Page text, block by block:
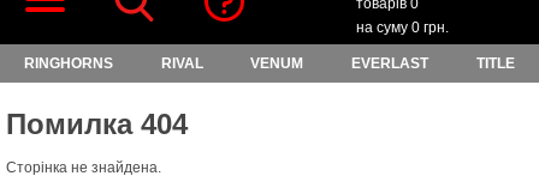
товарів 0
на суму 0 грн.
RINGHORNS RIVAL VENUM EVERLAST TITLE
Помилка 404
Сторінка не знайдена.